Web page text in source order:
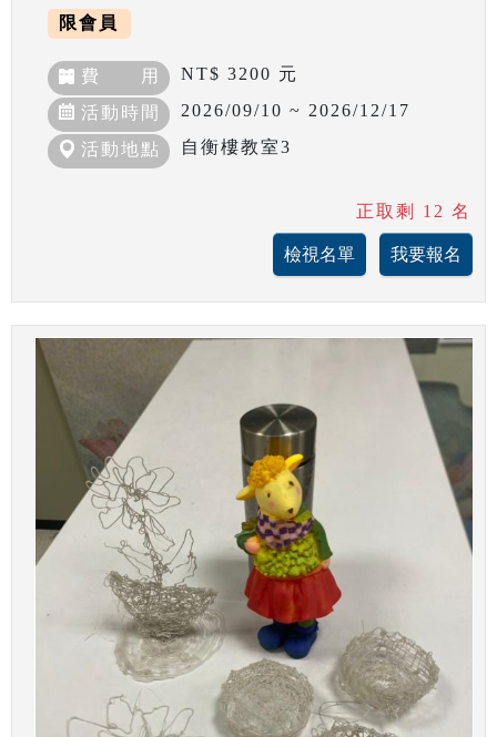
限會員
費 用 NT$ 3200 元
活動時間 2026/09/10 ~ 2026/12/17
活動地點 自衡樓教室3
正取剩 12 名